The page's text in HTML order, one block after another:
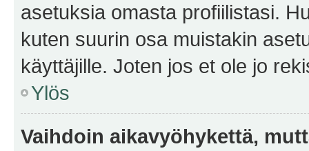
asetuksia omasta profiilistasi.
kuten suurin osa muistakin
käyttäjille. Joten jos et ole jo
Ylös
Vaihdoin aikavyöhykettä,